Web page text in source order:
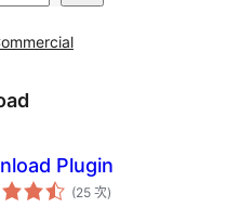
Plugin
(25 次評
分)